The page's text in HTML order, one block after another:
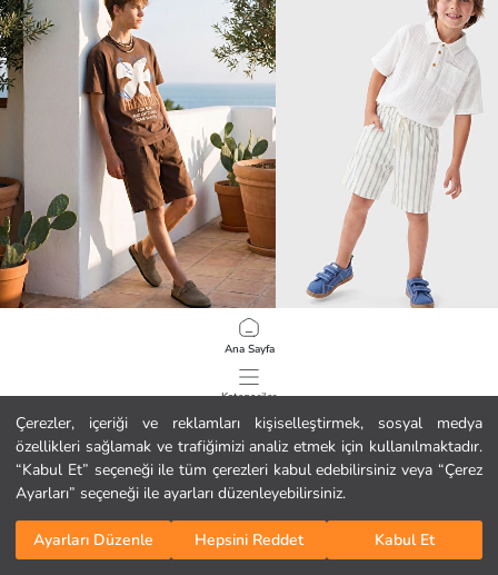
Çerezler, içeriği ve reklamları kişiselleştirmek, sosyal medya
özellikleri sağlamak ve trafiğimizi analiz etmek için kullanılmaktadır.
“Kabul Et” seçeneği ile tüm çerezleri kabul edebilirsiniz veya “Çerez
Ayarları” seçeneği ile ayarları düzenleyebilirsiniz.
Ayarları Düzenle Hepsini Reddet Kabul Et
Ana Sayfa
Kategoriler
Sepetim
277